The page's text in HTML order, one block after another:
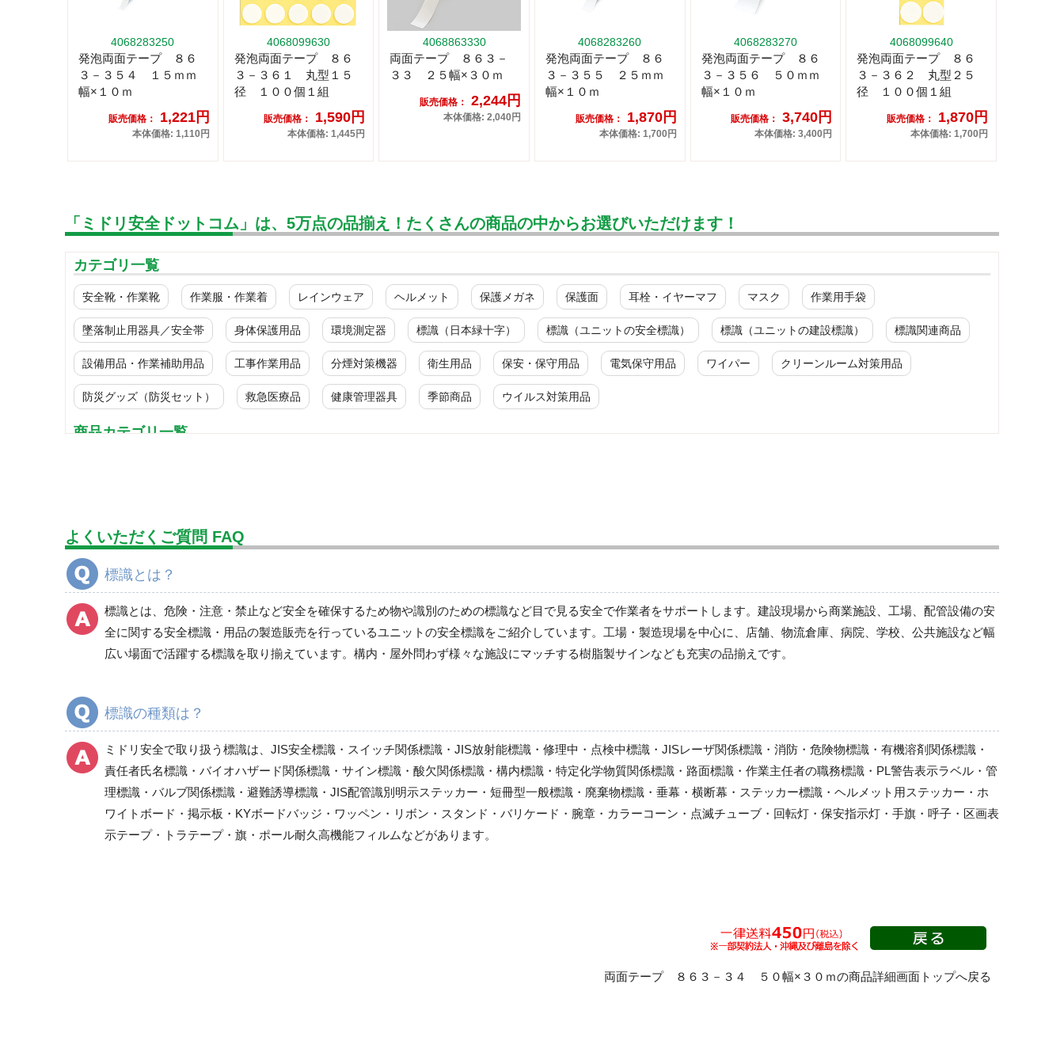
4068283250
発泡両面テープ ８６
３－３５４ １５ｍｍ
幅×１０ｍ
販売価格： 1,221円
本体価格: 1,110円
4068099630
発泡両面テープ ８６
３－３６１ 丸型１５
径 １００個１組
販売価格： 1,590円
本体価格: 1,445円
4068863330
両面テープ ８６３－
３３ ２５幅×３０ｍ
販売価格： 2,244円
本体価格: 2,040円
4068283260
発泡両面テープ ８６
３－３５５ ２５ｍｍ
幅×１０ｍ
販売価格： 1,870円
本体価格: 1,700円
4068283270
発泡両面テープ ８６
３－３５６ ５０ｍｍ
幅×１０ｍ
販売価格： 3,740円
本体価格: 3,400円
4068099640
発泡両面テープ ８６
３－３６２ 丸型２５
径 １００個１組
販売価格： 1,870円
本体価格: 1,700円
「ミドリ安全ドットコム」は、5万点の品揃え！たくさんの商品の中からお選びいただけます！
カテゴリ一覧
安全靴・作業靴 作業服・作業着 レインウェア ヘルメット 保護メガネ 保護面 耳栓・イヤーマフ マスク 作業用手袋
墜落制止用器具／安全帯 身体保護用品 環境測定器 標識（日本緑十字） 標識（ユニットの安全標識） 標識（ユニットの建設標識） 標識関連商品
設備用品・作業補助用品 工事作業用品 分煙対策機器 衛生用品 保安・保守用品 電気保守用品 ワイパー クリーンルーム対策用品
防災グッズ（防災セット） 救急医療品 健康管理器具 季節商品 ウイルス対策用品
商品カテゴリ一覧
喫煙所標識
注意標識
衛生標識
通路、とまれ・一時停止標識
作業主任者職務表示板
酸欠危険標識・有害物質標識
レーザ標識
放射能標識
はさまれ・巻き込まれ注意標識
管理表示板
製造物責任（PL)警告表示ラベル
よくいただくご質問 FAQ
標識とは？
標識とは、危険・注意・禁止など安全を確保するため物や識別のための標識など目で見る安全で作業者をサポートします。建設現場から商業施設、工場、配管設備の安
全に関する安全標識・用品の製造販売を行っているユニットの安全標識をご紹介しています。工場・製造現場を中心に、店舗、物流倉庫、病院、学校、公共施設など幅
広い場面で活躍する標識を取り揃えています。構内・屋外問わず様々な施設にマッチする樹脂製サインなども充実の品揃えです。
標識の種類は？
ミドリ安全で取り扱う標識は、JIS安全標識・スイッチ関係標識・JIS放射能標識・修理中・点検中標識・JISレーザ関係標識・消防・危険物標識・有機溶剤関係標識・
責任者氏名標識・バイオハザード関係標識・サイン標識・酸欠関係標識・構内標識・特定化学物質関係標識・路面標識・作業主任者の職務標識・PL警告表示ラベル・管
理標識・バルブ関係標識・避難誘導標識・JIS配管識別明示ステッカー・短冊型一般標識・廃棄物標識・垂幕・横断幕・ステッカー標識・ヘルメット用ステッカー・ホ
ワイトボード・掲示板・KYボードバッジ・ワッペン・リボン・スタンド・バリケード・腕章・カラーコーン・点滅チューブ・回転灯・保安指示灯・手旗・呼子・区画表
示テープ・トラテープ・旗・ポール耐久高機能フィルムなどがあります。
両面テープ ８６３－３４ ５０幅×３０ｍの商品詳細画面トップへ戻る